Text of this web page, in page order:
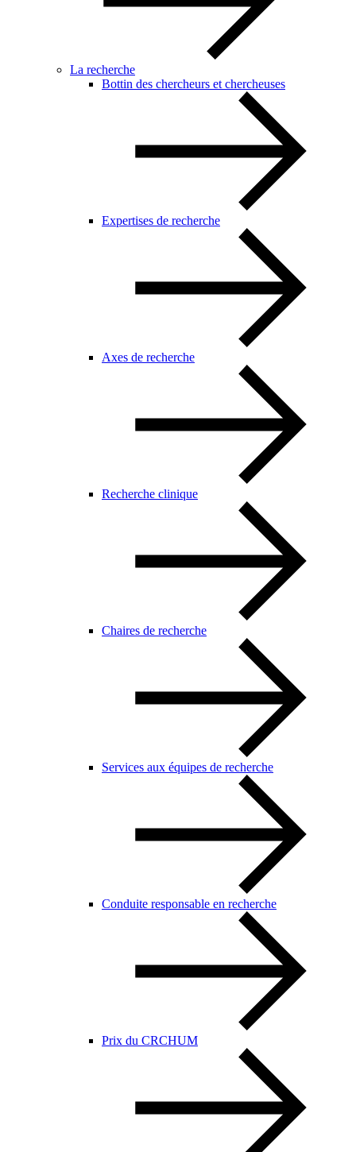
La recherche
Bottin des chercheurs et chercheuses
Expertises de recherche
Axes de recherche
Recherche clinique
Chaires de recherche
Services aux équipes de recherche
Conduite responsable en recherche
Prix du CRCHUM